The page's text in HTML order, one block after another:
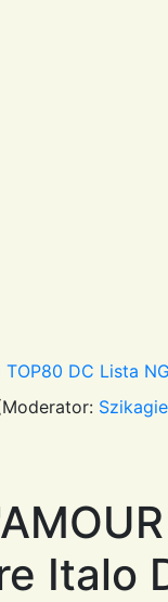
TOP80 DC Lista
Italo